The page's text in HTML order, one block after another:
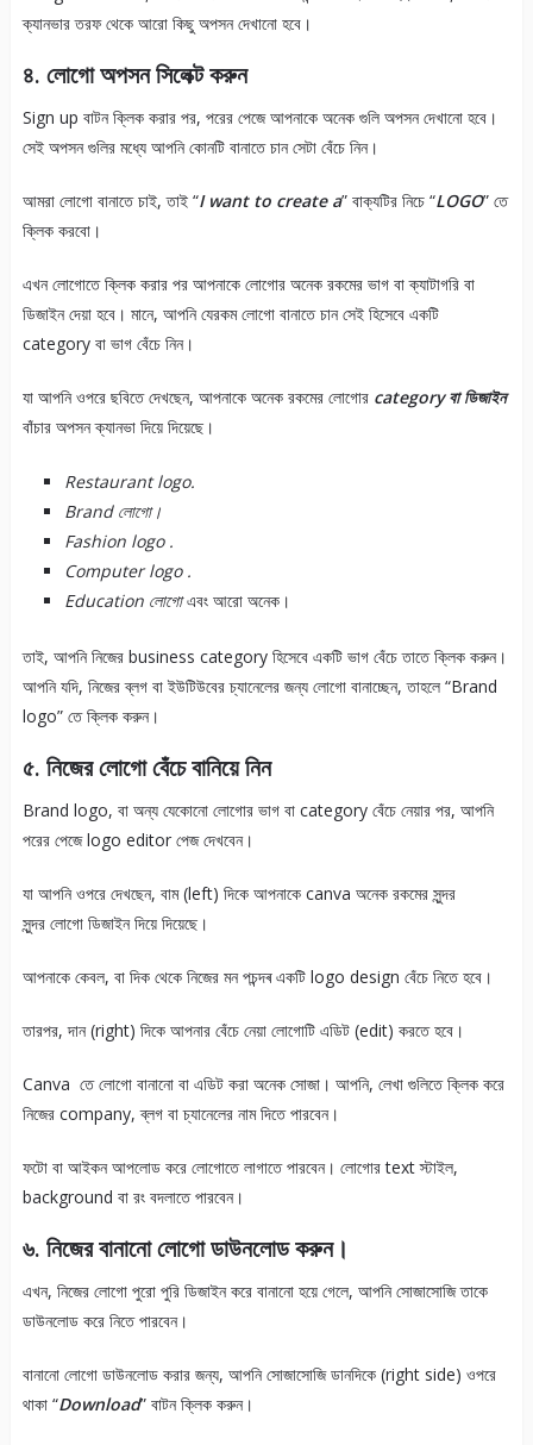
ক্যানভার তরফ থেকে আরো কিছু অপসন দেখানো হবে।
৪. লোগো অপসন সিলেক্ট করুন
Sign up বাটন ক্লিক করার পর, পরের পেজে আপনাকে অনেক গুলি অপসন দেখানো হবে।
সেই অপসন গুলির মধ্যে আপনি কোনটি বানাতে চান সেটা বেঁচে নিন।
আমরা লোগো বানাতে চাই, তাই “I want to create a” বাক্যটির নিচে “LOGO” তে
ক্লিক করবো।
এখন লোগোতে ক্লিক করার পর আপনাকে লোগোর অনেক রকমের ভাগ বা ক্যাটাগরি বা
ডিজাইন দেয়া হবে। মানে, আপনি যেরকম লোগো বানাতে চান সেই হিসেবে একটি
category বা ভাগ বেঁচে নিন।
যা আপনি ওপরে ছবিতে দেখছেন, আপনাকে অনেক রকমের লোগোর category বা ডিজাইন
বাঁচার অপসন ক্যানভা দিয়ে দিয়েছে।
Restaurant logo.
Brand লোগো।
Fashion logo .
Computer logo .
Education লোগোএবং আরো অনেক।
তাই, আপনি নিজের business category হিসেবে একটি ভাগ বেঁচে তাতে ক্লিক করুন।
আপনি যদি, নিজের ব্লগ বা ইউটিউবের চ্যানেলের জন্য লোগো বানাচ্ছেন, তাহলে “Brand
logo” তে ক্লিক করুন।
৫. নিজের লোগো বেঁচে বানিয়ে নিন
Brand logo, বা অন্য যেকোনো লোগোর ভাগ বা category বেঁচে নেয়ার পর, আপনি
পরের পেজে logo editor পেজ দেখবেন।
যা আপনি ওপরে দেখছেন, বাম (left) দিকে আপনাকে canva অনেক রকমের সুন্দর
সুন্দর লোগো ডিজাইন দিয়ে দিয়েছে।
আপনাকে কেবল, বা দিক থেকে নিজের মন পচন্দৰ একটি logo design বেঁচে নিতে হবে।
তারপর, দান (right) দিকে আপনার বেঁচে নেয়া লোগোটি এডিট (edit) করতে হবে।
Canva তে লোগো বানানো বা এডিট করা অনেক সোজা। আপনি, লেখা গুলিতে ক্লিক করে
নিজের company, ব্লগ বা চ্যানেলের নাম দিতে পারবেন।
ফটো বা আইকন আপলোড করে লোগোতে লাগাতে পারবেন। লোগোর text স্টাইল,
background বা রং বদলাতে পারবেন।
৬. নিজের বানানো লোগো ডাউনলোড করুন।
এখন, নিজের লোগো পুরো পুরি ডিজাইন করে বানানো হয়ে গেলে, আপনি সোজাসোজি তাকে
ডাউনলোড করে নিতে পারবেন।
বানানো লোগো ডাউনলোড করার জন্য, আপনি সোজাসোজি ডানদিকে (right side) ওপরে
থাকা “Download” বাটন ক্লিক করুন।